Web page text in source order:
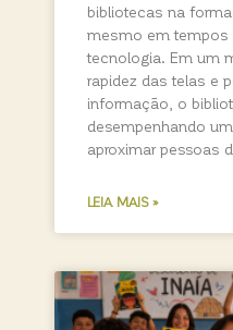
bibliotecas na
mesmo em tempos
tecnologia. Em um
rapidez das telas e
informação, o
desempenhando
aproximar pessoas
LEIA MAIS »